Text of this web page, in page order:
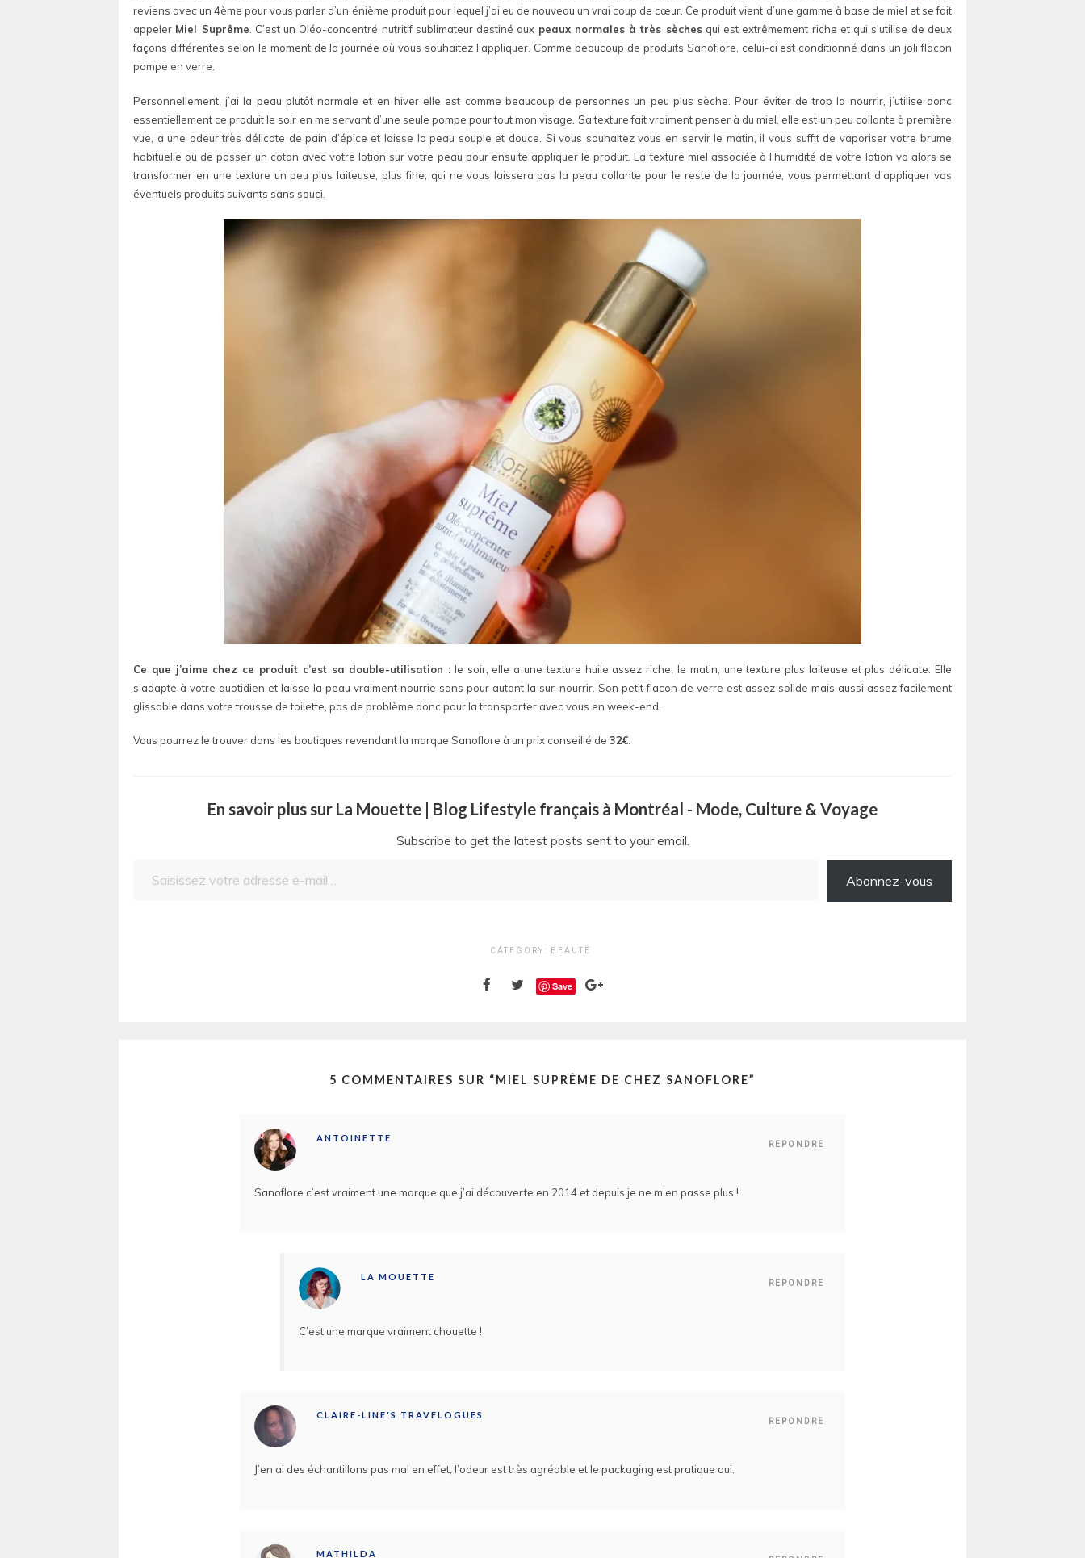
reviens avec un 4ème pour vous parler d’un énième produit pour lequel j’ai eu de nouveau un vrai coup de cœur. Ce produit vient d’une gamme à base de miel et se fait
appeler Miel Suprême. C’est un Oléo-concentré nutritif sublimateur destiné aux peaux normales à très sèchesqui est extrêmement riche et qui s’utilise de deux
façons différentes selon le moment de la journée où vous souhaitez l’appliquer. Comme beaucoup de produits Sanoflore, celui-ci est conditionné dans un joli flacon
pompe en verre.
Personnellement, j’ai la peau plutôt normale et en hiver elle est comme beaucoup de personnes un peu plus sèche. Pour éviter de trop la nourrir, j’utilise donc
essentiellement ce produit le soir en me servant d’une seule pompe pour tout mon visage. Sa texture fait vraiment penser à du miel, elle est un peu collante à première
vue, a une odeur très délicate de pain d’épice et laisse la peau souple et douce. Si vous souhaitez vous en servir le matin, il vous suffit de vaporiser votre brume
habituelle ou de passer un coton avec votre lotion sur votre peau pour ensuite appliquer le produit. La texture miel associée à l’humidité de votre lotion va alors se
transformer en une texture un peu plus laiteuse, plus fine, qui ne vous laissera pas la peau collante pour le reste de la journée, vous permettant d’appliquer vos
éventuels produits suivants sans souci.
Ce que j’aime chez ce produit c’est sa double-utilisation : le soir, elle a une texture huile assez riche, le matin, une texture plus laiteuse et plus délicate. Elle
s’adapte à votre quotidien et laisse la peau vraiment nourrie sans pour autant la sur-nourrir. Son petit flacon de verre est assez solide mais aussi assez facilement
glissable dans votre trousse de toilette, pas de problème donc pour la transporter avec vous en week-end.
Vous pourrez le trouver dans les boutiques revendant la marque Sanoflore à un prix conseillé de 32€.
En savoir plus sur La Mouette | Blog Lifestyle français à Montréal - Mode, Culture & Voyage
Subscribe to get the latest posts sent to your email.
Abonnez-vous
CATEGORY: BEAUTÉ
Save
5 COMMENTAIRES SUR “MIEL SUPRÊME DE CHEZ SANOFLORE”
REPONDRE
ANTOINETTE
Sanoflore c’est vraiment une marque que j’ai découverte en 2014 et depuis je ne m’en passe plus !
REPONDRE
LA MOUETTE
C’est une marque vraiment chouette !
REPONDRE
CLAIRE-LINE'S TRAVELOGUES
J’en ai des échantillons pas mal en effet, l’odeur est très agréable et le packaging est pratique oui.
MATHILDA